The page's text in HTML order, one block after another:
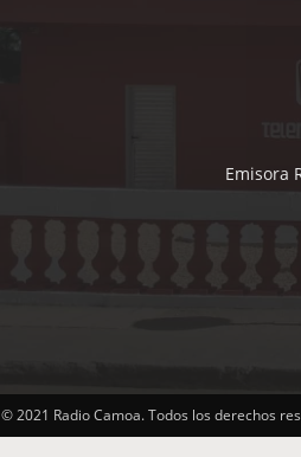
Emisora
© 2021 Radio Camoa. Todos los derechos